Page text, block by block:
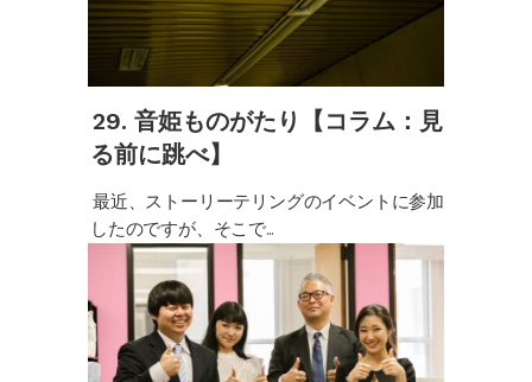
29. 音姫ものがたり【コラム：見
る前に跳べ】
最近、ストーリーテリングのイベントに参加
したのですが、そこで...